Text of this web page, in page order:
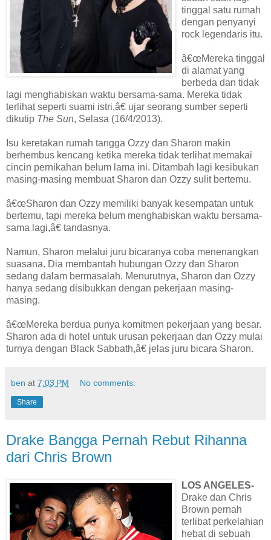
tinggal satu rumah
dengan penyanyi
rock legendaris itu.
â€œMereka tinggal
di alamat yang
berbeda dan tidak
lagi menghabiskan waktu bersama-sama. Mereka tidak
terlihat seperti suami istri,â€ ujar seorang sumber seperti
dikutip The Sun, Selasa (16/4/2013).
Isu keretakan rumah tangga Ozzy dan Sharon makin
berhembus kencang ketika mereka tidak terlihat memakai
cincin pernikahan belum lama ini. Ditambah lagi kesibukan
masing-masing membuat Sharon dan Ozzy sulit bertemu.
â€œSharon dan Ozzy memiliki banyak kesempatan untuk
bertemu, tapi mereka belum menghabiskan waktu bersama-
sama lagi,â€ tandasnya.
Namun, Sharon melalui juru bicaranya coba menenangkan
suasana. Dia membantah hubungan Ozzy dan Sharon
sedang dalam bermasalah. Menurutnya, Sharon dan Ozzy
hanya sedang disibukkan dengan pekerjaan masing-
masing.
â€œMereka berdua punya komitmen pekerjaan yang besar.
Sharon ada di hotel untuk urusan pekerjaan dan Ozzy mulai
turnya dengan Black Sabbath,â€ jelas juru bicara Sharon.
ben at 7:03 PM No comments:
Share
Drake Bangga Pernah Rebut Rihanna
dari Chris Brown
LOS ANGELES-
Drake dan Chris
Brown pernah
terlibat perkelahian
hebat di sebuah